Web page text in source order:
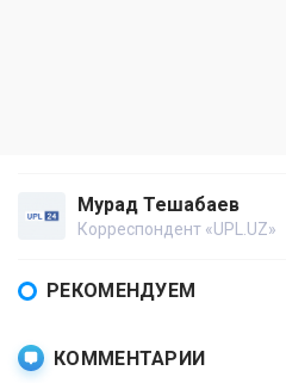
Мурад Тешабаев
Корреспондент «UPL.UZ»
РЕКОМЕНДУЕМ
КОММЕНТАРИИ